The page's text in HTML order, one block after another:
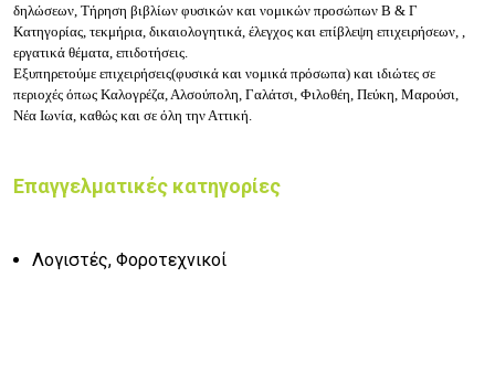
δηλώσεων, Τήρηση βιβλίων φυσικών και νομικών προσώπων Β & Γ
Κατηγορίας , τεκμήρια, δικαιολογητικά, έλεγχος και επίβλεψη επιχειρήσεων, ,
εργατικά θέματα, επιδοτήσεις.
Εξυπηρετούμε επιχειρήσεις(φυσικά και νομικά πρόσωπα) και ιδιώτες σε
περιοχές όπως Καλογρέζα, Αλσούπολη, Γαλάτσι, Φιλοθέη, Πεύκη, Μαρούσι,
Νέα Ιωνία, καθώς και σε όλη την Αττική.
Επαγγελματικές κατηγορίες
Λογιστές, Φοροτεχνικοί